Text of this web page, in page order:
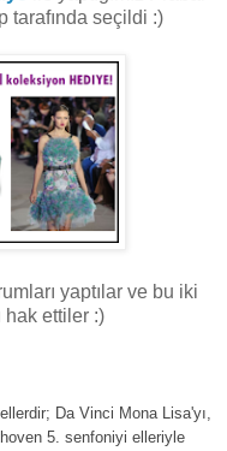
tarafında seçildi :)
yaptılar ve bu iki
hak ettiler :)
Da Vinci Mona Lisa'yı,
5. senfoniyi elleriyle